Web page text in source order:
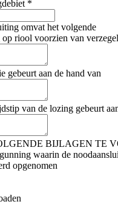
*
omvat het volgende
riool voorzien van
gebeurt aan de hand van
van de lozing gebeurt
BIJLAGEN TE
waarin de
opgenomen